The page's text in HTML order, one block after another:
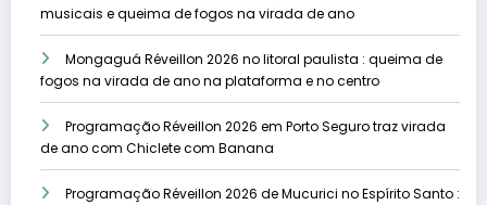
musicais e queima de fogos na virada de ano
Mongaguá Réveillon 2026 no litoral paulista : queima de
fogos na virada de ano na plataforma e no centro
Programação Réveillon 2026 em Porto Seguro traz virada
de ano com Chiclete com Banana
Programação Réveillon 2026 de Mucurici no Espírito Santo :